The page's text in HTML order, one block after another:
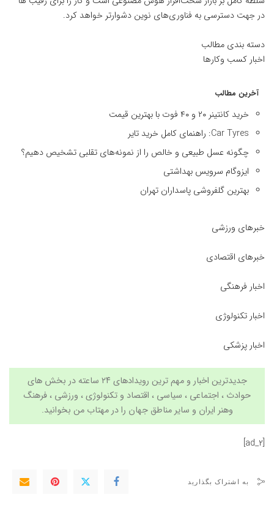
در جهت دسترسی به فناوری‌های نوین دشوارتر خواهد کرد.
دسته بندی مطالب
اخبار کسب وکارها
آخرین مطالب
خرید کانتینر ۲۰ و ۴۰ فوت با بهترین قیمت
Car Tyres: راهنمای کامل خرید تایر
چگونه عسل طبیعی و خالص را از نمونه‌های تقلبی تشخیص دهیم؟
ایزوگام سرویس بهداشتی
بهترین گلفروشی پاسداران تهران
خبرهای ورزشی
خبرهای اقتصادی
اخبار فرهنگی
اخبار تکنولوژی
اخبار پزشکی
جدیدترین اخبار و مهم ترین رویدادهای ۲۴ ساعته در بخش های
حوادث ، اجتماعی ، سیاسی ، اقتصاد و تکنولوژی ، ورزشی ، فرهنگ
وهنر ایران و سایر مناطق جهان را درمهتاب من بخوانید.
[ad_2]
به اشتراک بگذارید